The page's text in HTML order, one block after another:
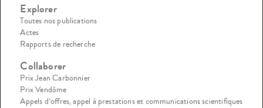
Explorer
Toutes nos publications
Actes
Rapports de recherche
Collaborer
Prix Jean Carbonnier
Prix Vendôme
Appels d’offres, appel à prestations et communications scientifiques